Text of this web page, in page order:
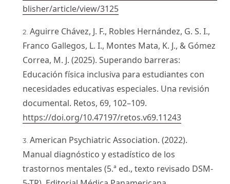
blisher/article/view/3125
Aguirre Chávez, J. F., Robles Hernández, G. S. I.,
Franco Gallegos, L. I., Montes Mata, K. J., & Gómez
Correa, M. J. (2025). Superando barreras:
Educación física inclusiva para estudiantes con
necesidades educativas especiales. Una revisión
documental. Retos, 69, 102–109.
https://doi.org/10.47197/retos.v69.11243
American Psychiatric Association. (2022).
Manual diagnóstico y estadístico de los
trastornos mentales (5.ª ed., texto revisado DSM-